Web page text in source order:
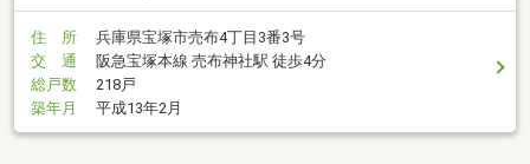
住 所
兵庫県宝塚市売布4丁目3番3号
交 通
阪急宝塚本線 売布神社駅 徒歩4分
総戸数
218戸
築年月
平成13年2月